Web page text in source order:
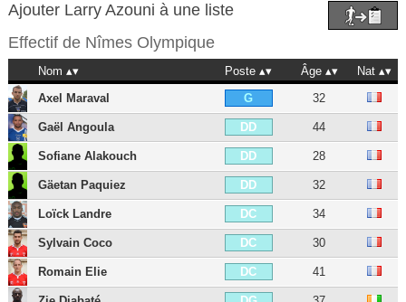
Ajouter Larry Azouni à une liste
Effectif de Nîmes Olympique
Nom Poste Âge
Nat
Axel Maraval
G 32
Gaël Angoula DD 44
Sofiane Alakouch DD 28
Gäetan Paquiez DD 32
Loïck Landre DC 34
Sylvain Coco DC 30
Romain Elie DC 41